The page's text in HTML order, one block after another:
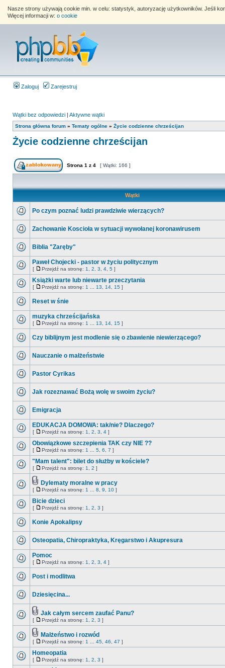
Nasze strony używają cookie min. w celu: statystyk, autoryzację użytkowników. Jeśli
Więcej informacji w: o cookie
Zaloguj Zarejestruj
Wątki bez odpowiedzi | Aktywne wątki
Strona główna forum » Tematy ogólne » Życie codzienne chrześcijan
Życie codzienne chrześcijan
Strona 1 z 4 [ Wątki: 166 ]
Wątki
Po czym poznać ludzi prawdziwie wierzących?
Zachowanie Koscioła w sytuacji wywołanej koronawirusem
Biblia "Zaręby"
Paweł Chojecki - pastor w życiu politycznym
[ Przejdź na stronę: 1 2 3 4 5 ]
Książki warte lub niewarte przeczytania
[ Przejdź na stronę: 1 13 14 15 ]
Reset w śnie
muzyka chrześcijańska
[ Przejdź na stronę: 1 13 14 15 ]
Czy biblijnym jest modlenie się o zbawienie niewierzącego?
Nauczanie o małżeństwie
Pastor Cyrikas
Jak rozeznawać Bożą wolę w swoim życiu?
Emigracja
EDUKACJA DOMOWA: tak/nie? Dlaczego?
[ Przejdź na stronę: 1 2 3 4 ]
Obowiązkowe szczepienia TAK czy NIE ??
[ Przejdź na stronę: 1 5 6 7 ]
"Mam talent": bilet do służby w kościele?
[ Przejdź na stronę: 1 2 ]
Dylematy moralne w pracy
[ Przejdź na stronę: 1 8 9 10 ]
Bicie dzieci
[ Przejdź na stronę: 1 2 3 ]
Konie Apokalipsy
Osteopatia, Chiropraktyka, Kręgarstwo i Akupresura
Pomoc
[ Przejdź na stronę: 1 2 3 4 ]
Post i modlitwa
Dziesięcina...
Jak całym sercem zaufać Panu?
[ Przejdź na stronę: 1 2 3 ]
Małżeństwo i rozwód
[ Przejdź na stronę: 1 45 46 47 ]
Homeopatia
[ Przejdź na stronę: 1 2 3 ]